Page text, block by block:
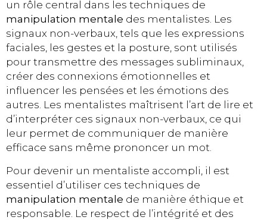
un rôle central dans les techniques de
manipulation mentale des mentalistes. Les
signaux non-verbaux, tels que les expressions
faciales, les gestes et la posture, sont utilisés
pour transmettre des messages subliminaux,
créer des connexions émotionnelles et
influencer les pensées et les émotions des
autres. Les mentalistes maîtrisent l’art de lire et
d’interpréter ces signaux non-verbaux, ce qui
leur permet de communiquer de manière
efficace sans même prononcer un mot.
Pour devenir un mentaliste accompli, il est
essentiel d’utiliser ces techniques de
manipulation mentale de manière éthique et
responsable. Le respect de l’intégrité et des